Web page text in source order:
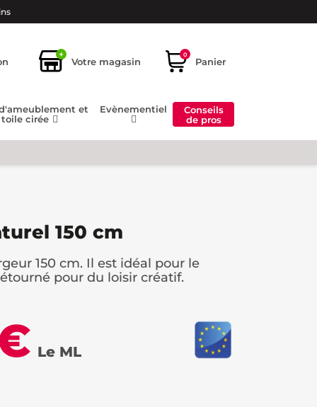
+
Votre magasin
0
Panier
et
toile cirée
Evènementiel
Conseils
de pros
150 cm
150 cm. Il est idéal pour le
pour du loisir créatif.
Le ML